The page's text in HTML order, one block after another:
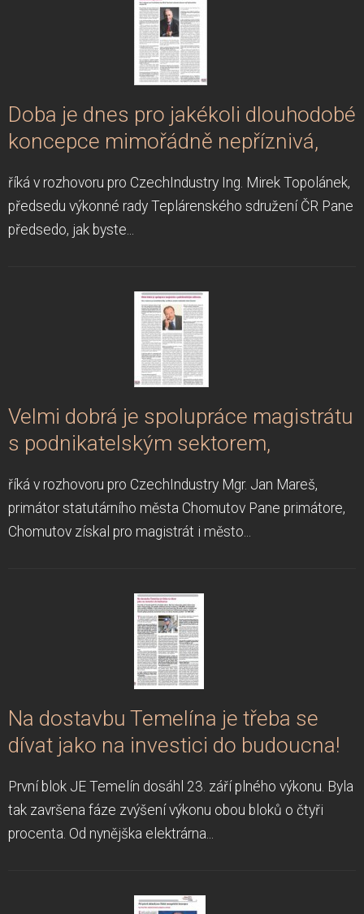
Doba je dnes pro jakékoli dlouhodobé
koncepce mimořádně nepříznivá,
říká v rozhovoru pro CzechIndustry Ing. Mirek Topolánek,
předsedu výkonné rady Teplárenského sdružení ČR Pane
předsedo, jak byste...
Velmi dobrá je spolupráce magistrátu
s podnikatelským sektorem,
říká v rozhovoru pro CzechIndustry Mgr. Jan Mareš,
primátor statutárního města Chomutov Pane primátore,
Chomutov získal pro magistrát i město...
Na dostavbu Temelína je třeba se
dívat jako na investici do budoucna!
První blok JE Temelín dosáhl 23. září plného výkonu. Byla
tak završena fáze zvýšení výkonu obou bloků o čtyři
procenta. Od nynějška elektrárna...